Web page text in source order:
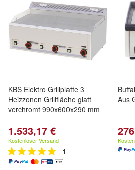
KBS Elektro Grillplatte 3
Heizzonen Grillfläche glatt
verchromt 990x600x290 mm
1.533,17 €
Kostenloser Versand
1
Aus